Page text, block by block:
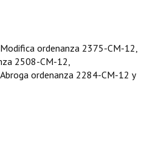
ordenanza 2375-CM-12,
2508-CM-12,
ordenanza 2284-CM-12 y